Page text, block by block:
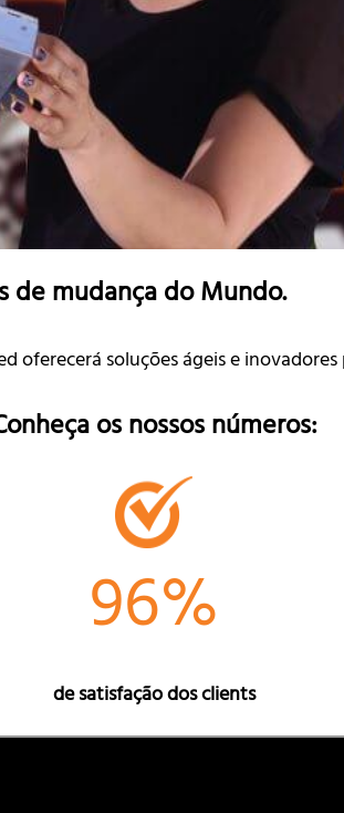
de mudança do Mundo.
soluções ágeis e
os nossos números:
96%
de satisfação dos clients